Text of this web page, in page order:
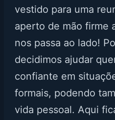
vestido para uma
aperto de mão firme
nos passa ao lado!
decidimos ajudar
confiante em
formais, podendo
vida pessoal. Aqui